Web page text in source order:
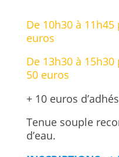
De 10h30 à
euros
De 13h30 à
50 euros
+ 10 euros
Tenue souple
d’eau.